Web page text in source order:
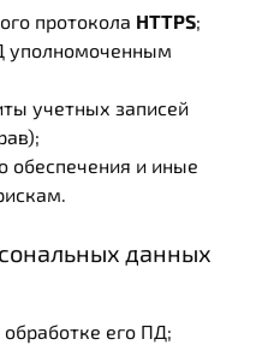
протокола HTTPS;
уполномоченным
учетных записей
обеспечения и иные
данных
его ПД;